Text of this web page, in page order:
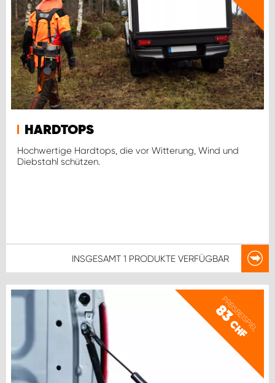
HARDTOPS
Hochwertige Hardtops, die vor Witterung, Wind und
Diebstahl schützen.
INSGESAMT 1 PRODUKTE VERFÜGBAR
PREISBEISPIEL
83
CHF